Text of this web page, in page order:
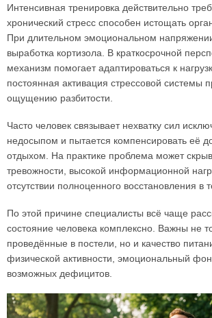
Интенсивная тренировка действительно
хронический стресс способен истощать
При длительном эмоциональном
выработка кортизола. В краткосрочной
механизм помогает адаптироваться к
постоянная активация стрессовой системы
ощущению разбитости.
Часто человек связывает нехватку сил
недосыпом и пытается компенсировать её
отдыхом. На практике проблема может
тревожности, высокой информационной
отсутствии полноценного восстановления в
По этой причине специалисты всё чаще
состояние человека комплексно. Важны не
проведённые в постели, но и качество
физической активности, эмоциональный
возможных дефицитов.